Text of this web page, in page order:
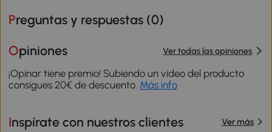
Preguntas y respuestas (0)
Opiniones Ver todas las opiniones
¡Opinar tiene premio! Subiendo un vídeo del producto
consigues 20€ de descuento. Más info
Inspírate con nuestros clientes Ver más